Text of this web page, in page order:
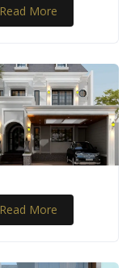
Read More
Read More